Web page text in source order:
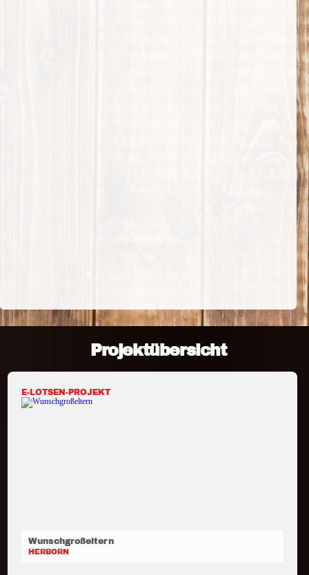
Projektübersicht
E-LOTSEN-PROJEKT
Wunschgroßeltern
HERBORN